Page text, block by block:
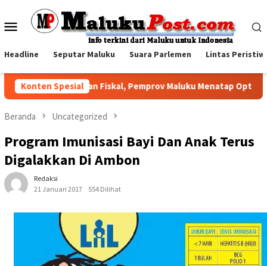
konten
Menu
Headline Seputar Maluku Suara Parlemen Lintas
Konten Spesial
Tengah Tekanan Fiskal, Pemprov Maluku Menatap Optimistis
Beranda Uncategorized
Program Imunisasi Bayi Dan Anak Terus
Digalakkan Di Ambon
Redaksi
21 Januari 2017
554 Dilihat